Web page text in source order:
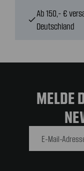
check
Ab 150,- €
Deutschland
MELDE